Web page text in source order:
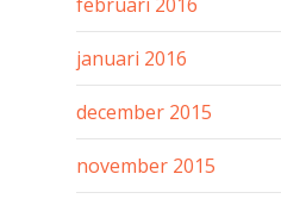
januari 2016
december 2015
november 2015